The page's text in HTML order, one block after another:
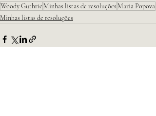
Woody Guthrie Minhas listas de resoluções Maria Popova
Minhas listas de resoluções